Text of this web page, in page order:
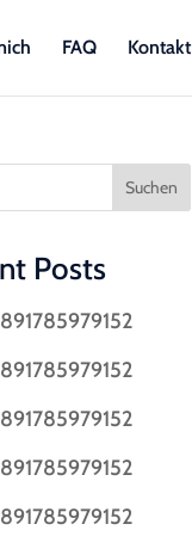
FAQ Kontakt
Suchen
Posts